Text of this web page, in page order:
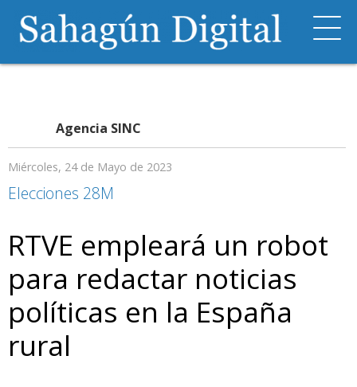
Agencia SINC
Miércoles, 24 de Mayo de 2023
Elecciones 28M
RTVE empleará un robot
para redactar noticias
políticas en la España
rural